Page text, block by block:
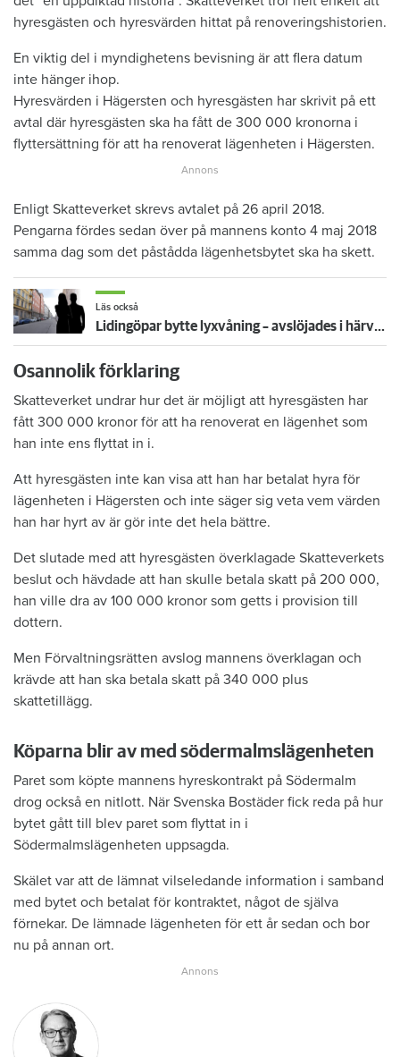
hyresgästen och hyresvärden hittat på renoveringshistorien.
En viktig del i myndighetens bevisning är att flera datum
inte hänger ihop.
Hyresvärden i Hägersten och hyresgästen har skrivit på ett
avtal där hyresgästen ska ha fått de 300 000 kronorna i
flyttersättning för att ha renoverat lägenheten i Hägersten.
Enligt Skatteverket skrevs avtalet på 26 april 2018.
Pengarna fördes sedan över på mannens konto 4 maj 2018
samma dag som det påstådda lägenhetsbytet ska ha skett.
Läs också
Lidingöpar bytte lyxvåning – avslöjades i härva med svartkontrakt
Osannolik förklaring
Skatteverket undrar hur det är möjligt att hyresgästen har
fått 300 000 kronor för att ha renoverat en lägenhet som
han inte ens flyttat in i.
Att hyresgästen inte kan visa att han har betalat hyra för
lägenheten i Hägersten och inte säger sig veta vem värden
han har hyrt av är gör inte det hela bättre.
Det slutade med att hyresgästen överklagade Skatteverkets
beslut och hävdade att han skulle betala skatt på 200 000,
han ville dra av 100 000 kronor som getts i provision till
dottern.
Men Förvaltningsrätten avslog mannens överklagan och
krävde att han ska betala skatt på 340 000 plus
skattetillägg.
Köparna blir av med södermalmslägenheten
Paret som köpte mannens hyreskontrakt på Södermalm
drog också en nitlott. När Svenska Bostäder fick reda på hur
bytet gått till blev paret som flyttat in i
Södermalmslägenheten uppsagda.
Skälet var att de lämnat vilseledande information i samband
med bytet och betalat för kontraktet, något de själva
förnekar. De lämnade lägenheten för ett år sedan och bor
nu på annan ort.